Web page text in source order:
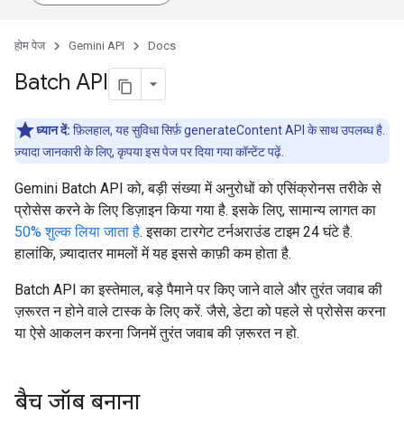
होम पेज Gemini API Docs
Batch API
ध्यान दें: फ़िलहाल, यह सुविधा सिर्फ़ generateContent API के साथ उपलब्ध है.
ज़्यादा जानकारी के लिए, कृपया इस पेज पर दिया गया कॉन्टेंट पढ़ें.
Gemini Batch API को, बड़ी संख्या में अनुरोधों को एसिंक्रोनस तरीके से
प्रोसेस करने के लिए डिज़ाइन किया गया है. इसके लिए, सामान्य लागत का
50% शुल्क लिया जाता है. इसका टारगेट टर्नअराउंड टाइम 24 घंटे है.
हालांकि, ज़्यादातर मामलों में यह इससे काफ़ी कम होता है.
Batch API का इस्तेमाल, बड़े पैमाने पर किए जाने वाले और तुरंत जवाब की
ज़रूरत न होने वाले टास्क के लिए करें. जैसे, डेटा को पहले से प्रोसेस करना
या ऐसे आकलन करना जिनमें तुरंत जवाब की ज़रूरत न हो.
बैच जॉब बनाना